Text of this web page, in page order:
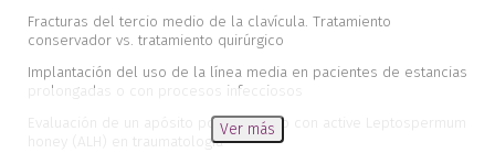
Fracturas del tercio medio de la clavícula. Tratamiento
conservador vs. tratamiento quirúrgico
Implantación del uso de la línea media en pacientes de estancias
prolongadas o con procesos infecciosos
Evaluación de un apósito posquirúrgico con active Leptospermum
honey (ALH) en traumatología
Ver más